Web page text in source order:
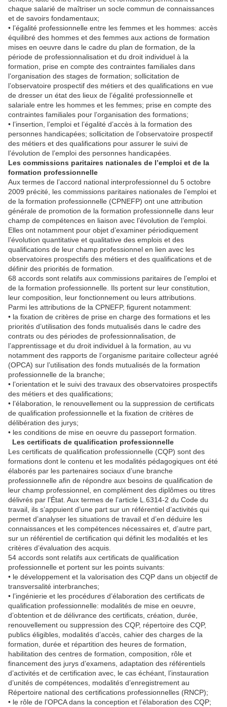
chaque salarié de maîtriser un socle commun de connaissances
et de savoirs fondamentaux;
• l’égalité professionnelle entre les femmes et les hommes: accès
équilibré des hommes et des femmes aux actions de formation
mises en oeuvre dans le cadre du plan de formation, de la
période de professionnalisation et du droit individuel à la
formation, prise en compte des contraintes familiales dans
l’organisation des stages de formation; sollicitation de
l’observatoire prospectif des métiers et des qualifications en vue
de dresser un état des lieux de l’égalité professionnelle et
salariale entre les hommes et les femmes; prise en compte des
contraintes familiales pour l’organisation des formations;
• l’insertion, l’emploi et l’égalité d’accès à la formation des
personnes handicapées; sollicitation de l’observatoire prospectif
des métiers et des qualifications pour assurer le suivi de
l’évolution de l’emploi des personnes handicapées.
Les commissions paritaires nationales de l’emploi et de la
formation professionnelle
Aux termes de l’accord national interprofessionnel du 5 octobre
2009 précité, les commissions paritaires nationales de l’emploi et
de la formation professionnelle (CPNEFP) ont une attribution
générale de promotion de la formation professionnelle dans leur
champ de compétences en liaison avec l’évolution de l’emploi.
Elles ont notamment pour objet d’examiner périodiquement
l’évolution quantitative et qualitative des emplois et des
qualifications de leur champ professionnel en lien avec les
observatoires prospectifs des métiers et des qualifications et de
définir des priorités de formation.
68 accords sont relatifs aux commissions paritaires de l’emploi et
de la formation professionnelle. Ils portent sur leur constitution,
leur composition, leur fonctionnement ou leurs attributions.
Parmi les attributions de la CPNEFP, figurent notamment:
• la fixation de critères de prise en charge des formations et les
priorités d’utilisation des fonds mutualisés dans le cadre des
contrats ou des périodes de professionnalisation, de
l’apprentissage et du droit individuel à la formation, au vu
notamment des rapports de l’organisme paritaire collecteur agréé
(OPCA) sur l’utilisation des fonds mutualisés de la formation
professionnelle de la branche;
• l’orientation et le suivi des travaux des observatoires prospectifs
des métiers et des qualifications;
• l’élaboration, le renouvellement ou la suppression de certificats
de qualification professionnelle et la fixation de critères de
délibération des jurys;
• les conditions de mise en oeuvre du passeport formation.
Les certificats de qualification professionnelle
Les certificats de qualification professionnelle (CQP) sont des
formations dont le contenu et les modalités pédagogiques ont été
élaborés par les partenaires sociaux d’une branche
professionnelle afin de répondre aux besoins de qualification de
leur champ professionnel, en complément des diplômes ou titres
délivrés par l’État. Aux termes de l’article L.6314-2 du Code du
travail, ils s’appuient d’une part sur un référentiel d’activités qui
permet d’analyser les situations de travail et d’en déduire les
connaissances et les compétences nécessaires et, d’autre part,
sur un référentiel de certification qui définit les modalités et les
critères d’évaluation des acquis.
54 accords sont relatifs aux certificats de qualification
professionnelle et portent sur les points suivants:
• le développement et la valorisation des CQP dans un objectif de
transversalité interbranches;
• l’ingénierie et les procédures d’élaboration des certificats de
qualification professionnelle: modalités de mise en oeuvre,
d’obtention et de délivrance des certificats, création, durée,
renouvellement ou suppression des CQP, répertoire des CQP,
publics éligibles, modalités d’accès, cahier des charges de la
formation, durée et répartition des heures de formation,
habilitation des centres de formation, composition, rôle et
financement des jurys d’examens, adaptation des référentiels
d’activités et de certification avec, le cas échéant, l’instauration
d’unités de compétences, modalités d’enregistrement au
Répertoire national des certifications professionnelles (RNCP);
• le rôle de l’OPCA dans la conception et l’élaboration des CQP;